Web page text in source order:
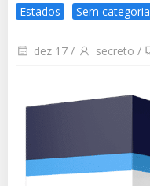
Estados
Sem categoria
dez 17 / secreto /